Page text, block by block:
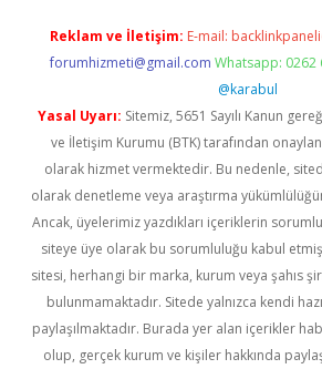
Reklam ve İletişim: E-mail:
forumhizmeti@gmail.com Whatsapp: 0262
@karabul
Yasal Uyarı: Sitemiz, 5651 Sayılı Kanun
ve İletişim Kurumu (BTK) tarafından
olarak hizmet vermektedir. Bu nedenle,
olarak denetleme veya araştırma
Ancak, üyelerimiz yazdıkları içeriklerin
siteye üye olarak bu sorumluluğu kabul
sitesi, herhangi bir marka, kurum veya şahıs
bulunmamaktadır. Sitede yalnızca kendi
paylaşılmaktadır. Burada yer alan içerikler
olup, gerçek kurum ve kişiler hakkında